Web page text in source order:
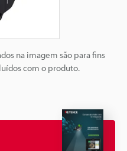
na imagem são para fins
com o produto.